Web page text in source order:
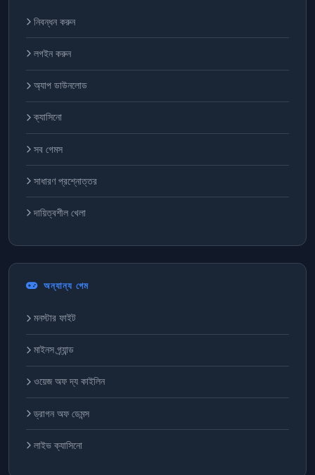
নিবন্ধন করুন
লগইন করুন
অ্যাপ ডাউনলোড
ক্যাসিনো
সব গেমস
সাধারণ প্রশ্নোত্তর
দায়িত্বশীল খেলা
অন্যান্য গেম
মনস্টার ফাইট
মাইনস গ্র্যান্ড
ওয়েজ অফ দ্য কাইলিন
ড্রাগন অফ ডেমন্স
লাইভ ক্যাসিনো